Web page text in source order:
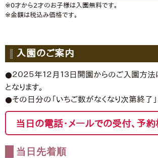
※0才から2才のお子様は入園無料です。
※金額は税込み価格です。
入園のご案内
●２０２５年１２月１３日開園からのご入園方法
となります。
●その日分の「いちご数がなくなり次第終了」
当日の電話・メールでの受付、予
当日先着順